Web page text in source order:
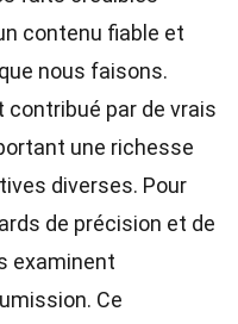
contenu fiable et
nous faisons.
par de vrais
une richesse
diverses. Pour
de précision et de
examinent
Ce